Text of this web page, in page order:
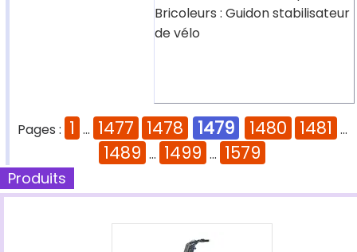
Pages : 1 ... 1477 1478 1479 1480 1481 ...
1489 ... 1499 ... 1579
Produits